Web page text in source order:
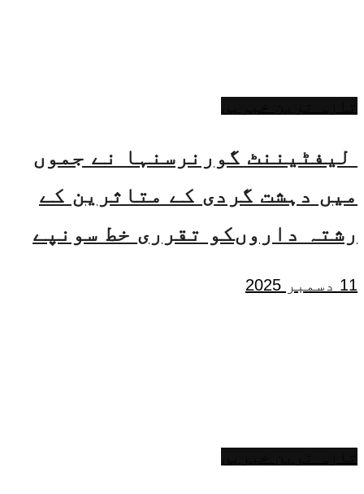
لیفٹیننٹ گورنرسنہا نے جموں
میں دہشت گردی کے متاثرین کے
رشتہ داروںکو تقرری خط سونپے
11 دسمبر 2025